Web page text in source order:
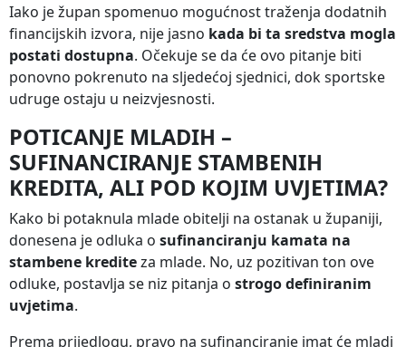
Iako je župan spomenuo mogućnost traženja dodatnih
financijskih izvora, nije jasno kada bi ta sredstva mogla
postati dostupna. Očekuje se da će ovo pitanje biti
ponovno pokrenuto na sljedećoj sjednici, dok sportske
udruge ostaju u neizvjesnosti.
POTICANJE MLADIH –
SUFINANCIRANJE STAMBENIH
KREDITA, ALI POD KOJIM UVJETIMA?
Kako bi potaknula mlade obitelji na ostanak u županiji,
donesena je odluka o sufinanciranju kamata na
stambene krediteza mlade. No, uz pozitivan ton ove
odluke, postavlja se niz pitanja o strogo definiranim
uvjetima.
Prema prijedlogu, pravo na sufinanciranje imat će mladi